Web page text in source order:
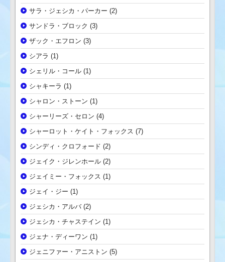
サラ・ジェシカ・パーカー (2)
サンドラ・ブロック (3)
ザック・エフロン (3)
シアラ (1)
シェリル・コール (1)
シャキーラ (1)
シャロン・ストーン (1)
シャーリーズ・セロン (4)
シャーロット・ケイト・フォックス (7)
シンディ・クロフォード (2)
ジェイク・ジレンホール (2)
ジェイミー・フォックス (1)
ジェイ・ジー (1)
ジェシカ・アルバ(2)
ジェシカ・チャステイン (1)
ジェナ・ディーワン (1)
ジェニファー・アニストン (5)